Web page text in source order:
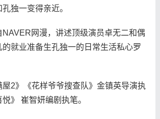
独一变得亲近。
网漫，讲述顶级演员卓无二和偶
就业准备生孔独一的日常生活私心罗
》《花样爷爷搜查队》金镇英导演执
》 崔智妍编剧执笔。